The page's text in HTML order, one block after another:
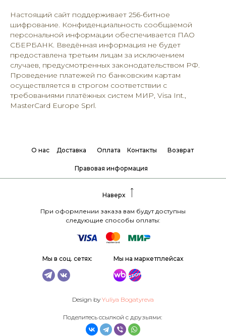
Настоящий сайт поддерживает 256-битное
шифрование. Конфиденциальность сообщаемой
персональной информации обеспечивается ПАО
СБЕРБАНК. Введённая информация не будет
предоставлена третьим лицам за исключением
случаев, предусмотренных законодательством РФ.
Проведение платежей по банковским картам
осуществляется в строгом соответствии с
требованиями платёжных систем МИР, Visa Int.,
MasterCard Europe Sprl.
О нас Доставка Оплата Возврат
Контакты
Правовая информация
Наверх
Design by Yuliya Bogatyreva
При оформлении заказа вам будут доступны
следующие способы оплаты:
Мы на маркетплейсах
Мы в соц. сетях:
Поделитесь ссылкой с друзьями: